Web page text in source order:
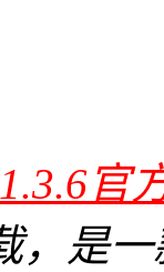
官
，是